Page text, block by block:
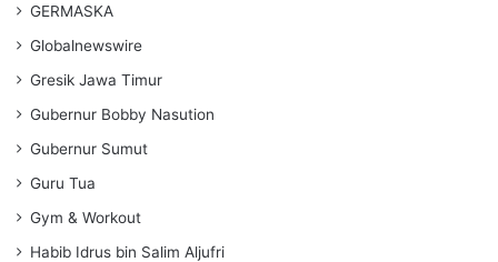
GERMASKA
Globalnewswire
Gresik Jawa Timur
Gubernur Bobby Nasution
Gubernur Sumut
Guru Tua
Gym & Workout
Habib Idrus bin Salim Aljufri